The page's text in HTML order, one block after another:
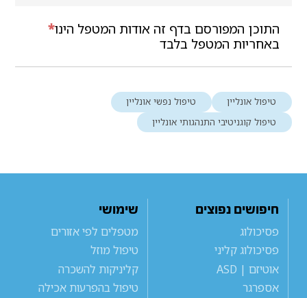
*התוכן המפורסם בדף זה אודות המטפל הינו
באחריות המטפל בלבד
טיפול אונליין
טיפול נפשי אונליין
טיפול קוגניטיבי התנהגותי אונליין
חיפושים נפוצים
פסיכולוג
פסיכולוג קליני
אוטיזם | ASD
אספרגר
שימושי
מטפלים לפי אזורים
טיפול מוזל
קליניקות להשכרה
טיפול בהפרעות אכילה